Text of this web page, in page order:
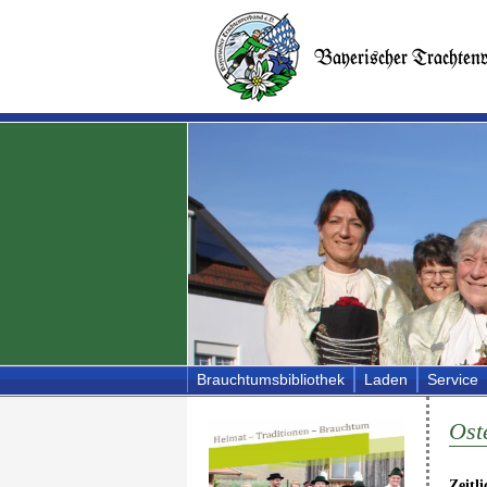
Brauchtumsbibliothek Laden Service